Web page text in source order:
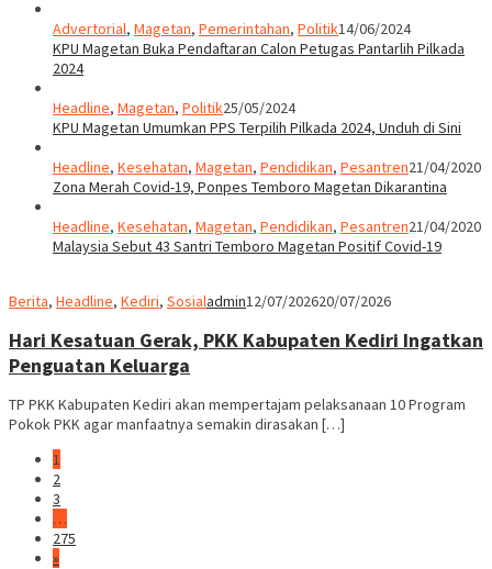
Advertorial, Magetan, Pemerintahan, Politik14/06/2024
KPU Magetan Buka Pendaftaran Calon Petugas Pantarlih Pilkada
2024
Headline, Magetan, Politik25/05/2024
KPU Magetan Umumkan PPS Terpilih Pilkada 2024, Unduh di Sini
Headline, Kesehatan, Magetan, Pendidikan, Pesantren21/04/2020
Zona Merah Covid-19, Ponpes Temboro Magetan Dikarantina
Headline, Kesehatan, Magetan, Pendidikan, Pesantren21/04/2020
Malaysia Sebut 43 Santri Temboro Magetan Positif Covid-19
Berita, Headline, Kediri, Sosialadmin12/07/202620/07/2026
Hari Kesatuan Gerak, PKK Kabupaten Kediri Ingatkan
Penguatan Keluarga
TP PKK Kabupaten Kediri akan mempertajam pelaksanaan 10 Program
Pokok PKK agar manfaatnya semakin dirasakan […]
1
2
3
…
275
»